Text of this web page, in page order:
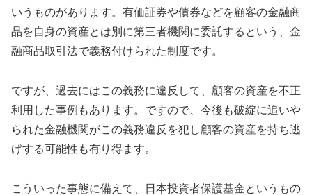
いうものがあります。有価証券や債券などを顧客の金融商
品を自身の資産とは別に第三者機関に委託するという、金
融商品取引法で義務付けられた制度です。
ですが、過去にはこの義務に違反して、顧客の資産を不正
利用した事例もあります。ですので、今後も破綻に追いや
られた金融機関がこの義務違反を犯し顧客の資産を持ち逃
げする可能性も有り得ます。
こういった事態に備えて、日本投資者保護基金というもの